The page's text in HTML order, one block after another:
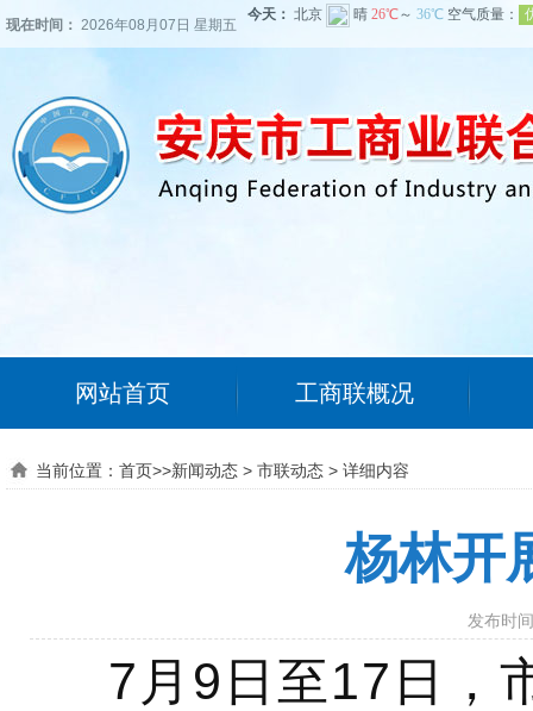
现在时间： 2026年08月07日 星期五
网站首页 工商联概况
当前位置： 首页>>新闻动态 > 市联动态 > 详细内容
杨林开
发布时
7月9日至17日，